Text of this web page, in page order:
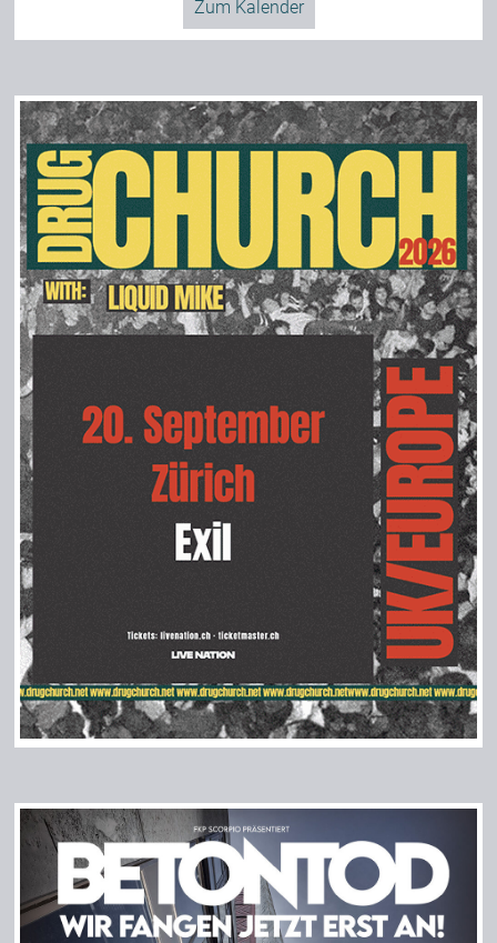
Zum Kalender